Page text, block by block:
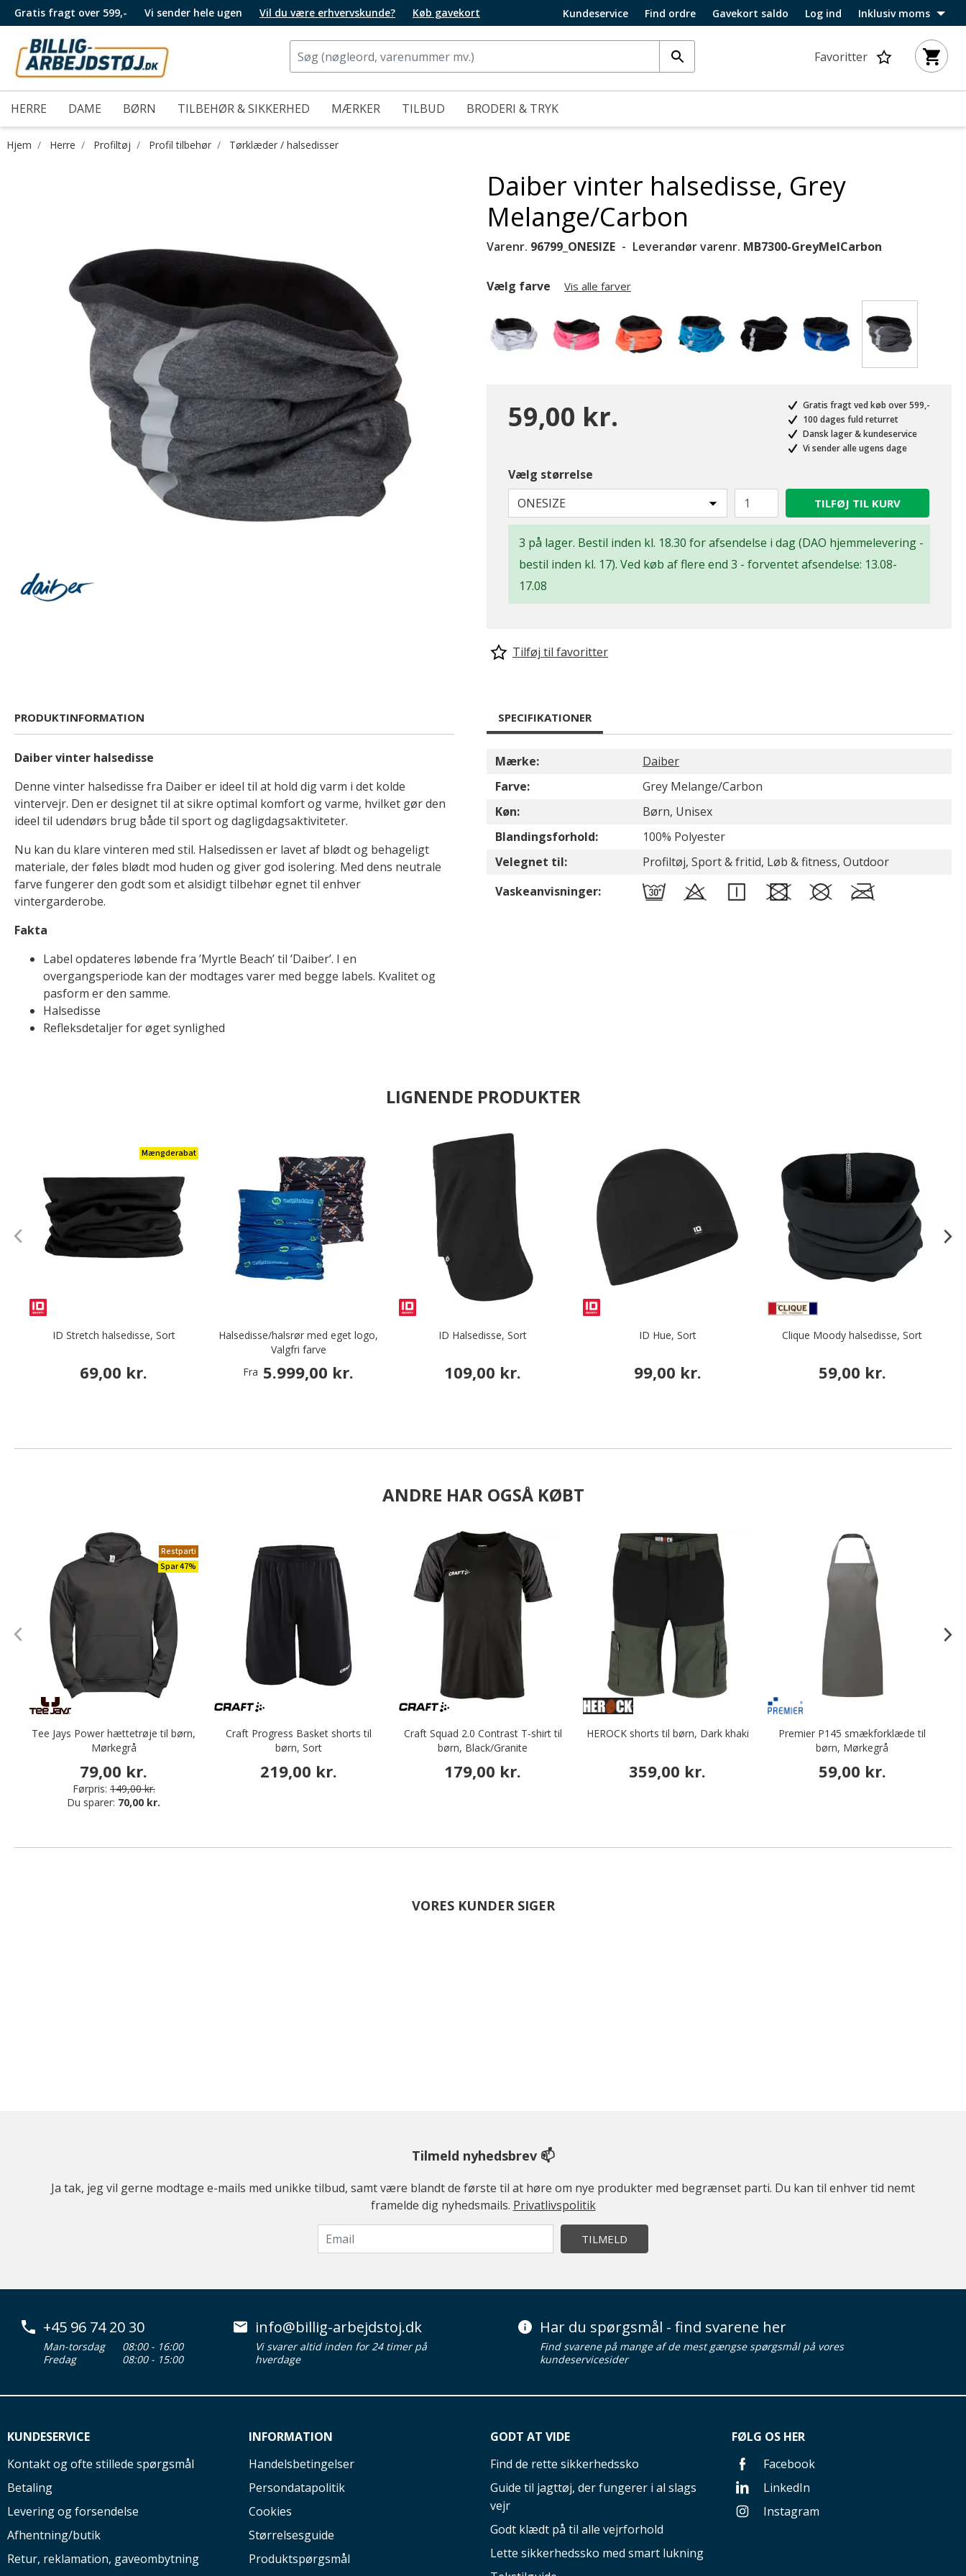
Gratis fragt over 599,- Vi sender hele ugen Vil du være erhvervskunde? Køb gavekort Kundeservice Find ordre Gavekort saldo Log ind Inklusiv moms
Favoritter
HERRE DAME BØRN TILBEHØR & SIKKERHED MÆRKER TILBUD BRODERI & TRYK
Hjem Herre Profiltøj Profil tilbehør Tørklæder / halsedisser
Daiber vinter halsedisse, Grey
Melange/Carbon
Varenr. 96799_ONESIZE Leverandør varenr. MB7300-GreyMelCarbon
Vælg farve Vis alle farver
59,00 kr.
Gratis fragt ved køb over 599,-
100 dages fuld returret
Dansk lager & kundeservice
Vi sender alle ugens dage
Vælg størrelse
ONESIZE
TILFØJ TIL KURV
3 på lager. Bestil inden kl. 18.30 for afsendelse i dag (DAO hjemmelevering -
bestil inden kl. 17). Ved køb af flere end 3 - forventet afsendelse: 13.08-
17.08
Tilføj til favoritter
PRODUKTINFORMATION
Daiber vinter halsedisse
Denne vinter halsedisse fra Daiber er ideel til at hold dig varm i det kolde
vintervejr. Den er designet til at sikre optimal komfort og varme, hvilket gør den
ideel til udendørs brug både til sport og dagligdagsaktiviteter.
Nu kan du klare vinteren med stil. Halsedissen er lavet af blødt og behageligt
materiale, der føles blødt mod huden og giver god isolering. Med dens neutrale
farve fungerer den godt som et alsidigt tilbehør egnet til enhver
vintergarderobe.
Fakta
Label opdateres løbende fra ’Myrtle Beach’ til ’Daiber’. I en
overgangsperiode kan der modtages varer med begge labels. Kvalitet og
pasform er den samme.
Halsedisse
Refleksdetaljer for øget synlighed
SPECIFIKATIONER
Mærke:
Daiber
Farve:
Grey Melange/Carbon
Køn:
Børn, Unisex
Blandingsforhold:
100% Polyester
Velegnet til:
Profiltøj, Sport & fritid, Løb & fitness, Outdoor
Vaskeanvisninger:
LIGNENDE PRODUKTER
Mængderabat
ID Stretch halsedisse, Sort
69,00 kr.
Halsedisse/halsrør med eget logo,
Valgfri farve
Fra 5.999,00 kr.
ID Halsedisse, Sort
109,00 kr.
ID Hue, Sort
99,00 kr.
Clique Moody halsedisse, Sort
59,00 kr.
ANDRE HAR OGSÅ KØBT
Restparti
Spar 47%
Tee Jays Power hættetrøje til børn,
Mørkegrå
79,00 kr.
Førpris: 149,00 kr.
Du sparer: 70,00 kr.
Craft Progress Basket shorts til
børn, Sort
219,00 kr.
Craft Squad 2.0 Contrast T-shirt til
børn, Black/Granite
179,00 kr.
HEROCK shorts til børn, Dark khaki
359,00 kr.
Premier P145 smækforklæde til
børn, Mørkegrå
59,00 kr.
VORES KUNDER SIGER
Tilmeld nyhedsbrev 📫
Ja tak, jeg vil gerne modtage e-mails med unikke tilbud, samt være blandt de første til at høre om nye produkter med begrænset parti. Du kan til enhver tid nemt
framelde dig nyhedsmails. Privatlivspolitik
TILMELD
+45 96 74 20 30
Man-torsdag
08:00 - 16:00
Fredag
08:00 - 15:00
info@billig-arbejdstoj.dk
Vi svarer altid inden for 24 timer på
hverdage
Har du spørgsmål - find svarene her
Find svarene på mange af de mest gængse spørgsmål på vores
kundeservicesider
KUNDESERVICE
Kontakt og ofte stillede spørgsmål
Betaling
Levering og forsendelse
Afhentning/butik
Retur, reklamation, gaveombytning
INFORMATION
Handelsbetingelser
Persondatapolitik
Cookies
Størrelsesguide
Produktspørgsmål
GODT AT VIDE
Find de rette sikkerhedssko
Guide til jagttøj, der fungerer i al slags
vejr
Godt klædt på til alle vejrforhold
Lette sikkerhedssko med smart lukning
FØLG OS HER
Facebook
LinkedIn
Instagram